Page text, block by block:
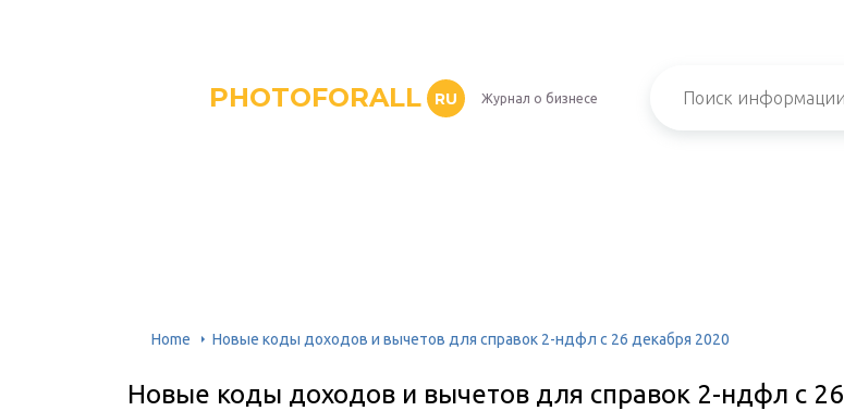
PHOTOFORALL RU Журнал о бизнесе
Home Новые коды доходов и вычетов для справок 2-ндфл с 26 декабря 2020
Новые коды доходов и вычетов для справок 2-ндфл с 26